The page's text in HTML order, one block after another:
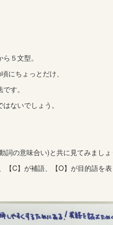
５文型。
にちょっとだけ、
す。
ないでしょう。
詞の意味合い)と共に見てみましょ
【C】が補語、【O】が目的語を